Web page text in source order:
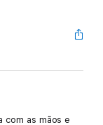
com as mãos e